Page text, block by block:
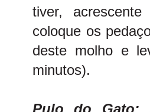
tiver,
coloque os
deste molho e
minutos).
Pulo do Gato: